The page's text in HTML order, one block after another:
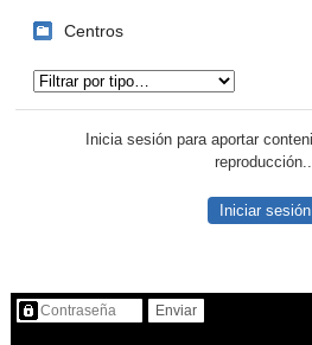
Centros
Inicia sesión para aportar
Iniciar sesión
Contenido protegido…